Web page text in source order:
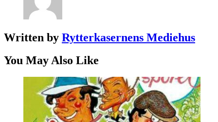
Written by Rytterkasernens Mediehus
You May Also Like